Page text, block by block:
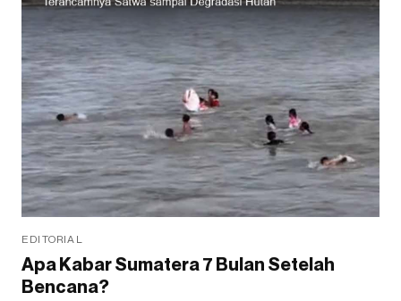
EDITORIAL
Apa Kabar Sumatera 7 Bulan Setelah
Bencana?